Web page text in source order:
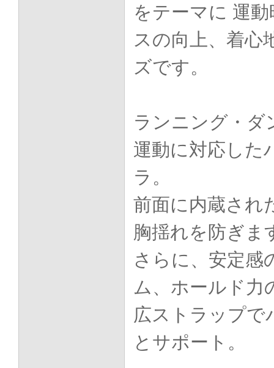
をテーマに 運
スの向上、着心
ズです。
ランニング・ダ
運動に対応した
ラ。
前面に内蔵され
胸揺れを防ぎま
さらに、安定感
ム、ホールド力
広ストラップで
とサポート。